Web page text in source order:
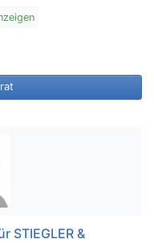
STIEGLER &